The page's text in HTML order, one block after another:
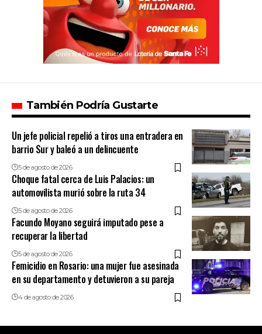
También Podría Gustarte
Un jefe policial repelió a tiros una entradera en
barrio Sur y baleó a un delincuente
5 de agosto de 2026
Choque fatal cerca de Luis Palacios: un
automovilista murió sobre la ruta 34
5 de agosto de 2026
Facundo Moyano seguirá imputado pese a
recuperar la libertad
5 de agosto de 2026
Femicidio en Rosario: una mujer fue asesinada
en su departamento y detuvieron a su pareja
4 de agosto de 2026